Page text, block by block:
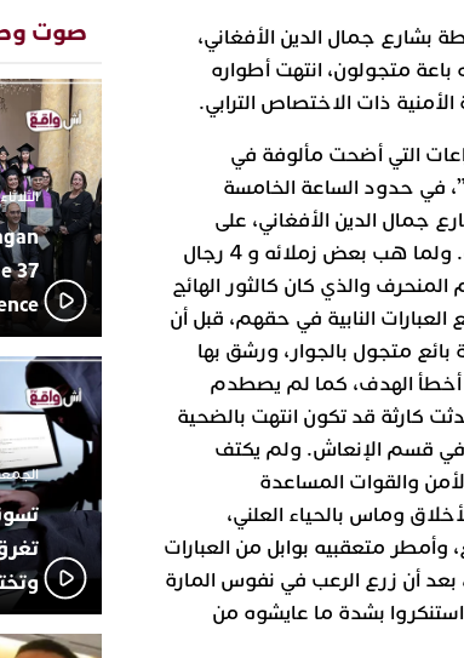
الشرطة بشارع جمال الدين الأفغاني،
متجولون، انتهت أطواره
ذات الاختصاص الترابي.
التي أضحت مألوفة في
في حدود الساعة الخامسة
جمال الدين الأفغاني، على
الاعتداء على عنصر من القوات المساعدة. ولما هب بعض زملائه و 4 رجال
والذي كان كالثور الهائج
النابية في حقهم، قبل أن
عربة بائع متجول بالجوار، ورشق بها
أخطأ الهدف، كما لم يصطدم
كارثة قد تكون انتهت بالضحية
في قسم الإنعاش. ولم يكتف
والقوات المساعدة
وماس بالحياء العلني،
متعقبيه بوابل من العبارات
، بعد أن زرع الرعب في نفوس المارة
بشدة ما عايشوه من
22:36 أبوظبي
العرش
بن زايد
13:30 دنيا
بأداء
19:11 يقظة
مثيرة
بالجديدة
17:27اتحاد
دورة
23:18ترسيخا
فعاليات
بمركز
صوت
الثلاثاء 10 مارس 2026 -
37
الجمعة 26 ديسمبر